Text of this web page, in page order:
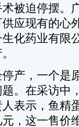
被迫停摆。
应现有的心
化药业有限
，一个是
。在采访中
表示，鱼精
，这一售价